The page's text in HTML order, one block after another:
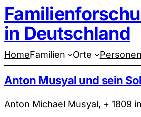
Zum
Inhalt
springen
in Deutschland
HomeFamilien Orte
Anton Musyal und sein
Anton Michael Musyal, + 1809